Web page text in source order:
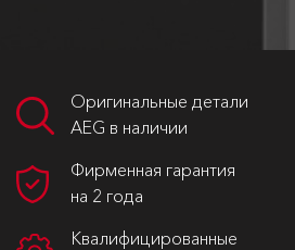
Оригинальные детали
AEG в наличии
Фирменная гарантия
на 2 года
Квалифицированные